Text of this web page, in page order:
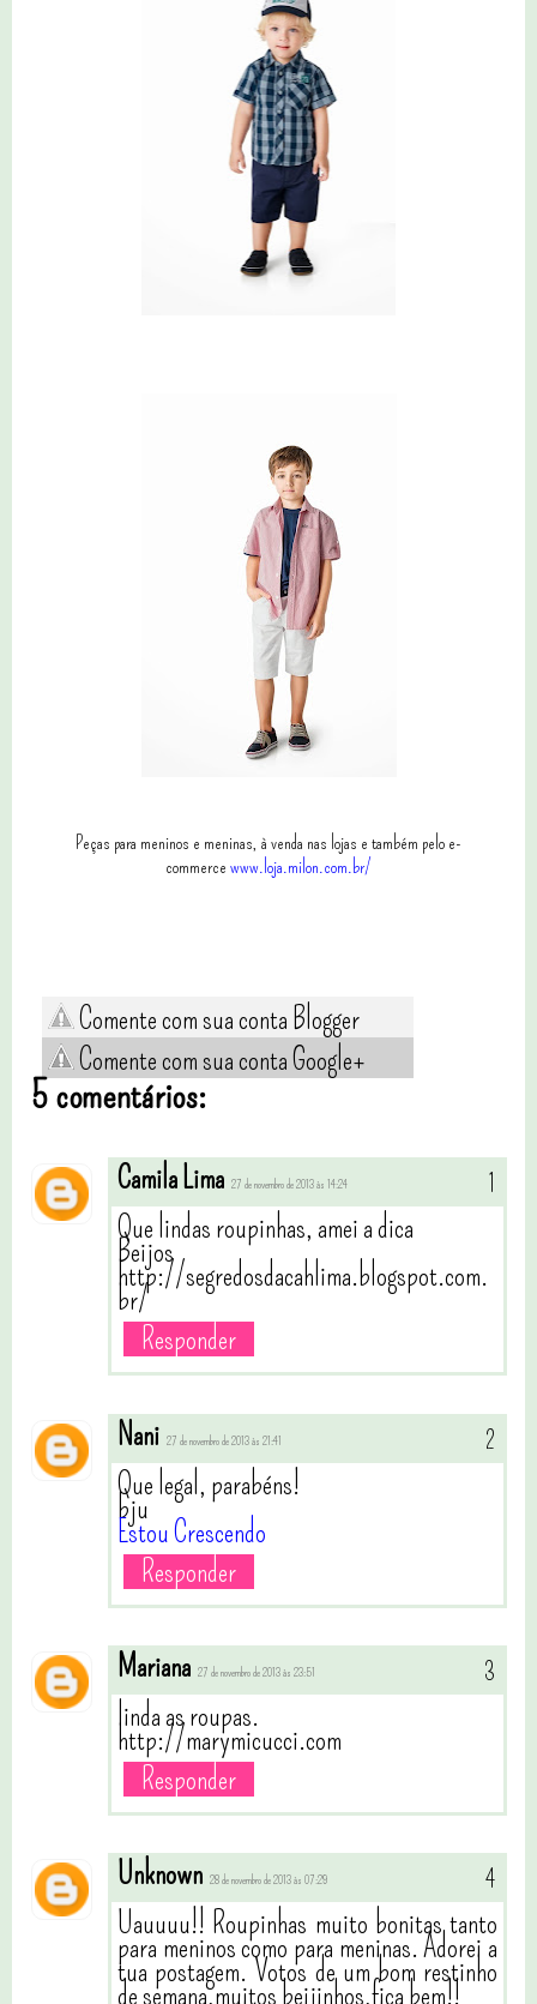
Peças para meninos e meninas, à venda nas lojas e também pelo e-
commerce www.loja.milon.com.br/
Comente com sua conta Blogger
Comente com sua conta Google+
5 comentários:
Camila Lima 27 de novembro de 2013 às 14:24
Que lindas roupinhas, amei a dica
Beijos
http://segredosdacahlima.blogspot.com.
br/
Responder
Nani 27 de novembro de 2013 às 21:41
Que legal, parabéns!
bju
Estou Crescendo
Responder
Mariana 27 de novembro de 2013 às 23:51
linda as roupas.
http://marymicucci.com
Responder
Unknown 28 de novembro de 2013 às 07:29
Uauuuu!! Roupinhas muito bonitas tanto
para meninos como para meninas. Adorei a
tua postagem. Votos de um bom restinho
de semana,muitos beijinhos,fica bem!!